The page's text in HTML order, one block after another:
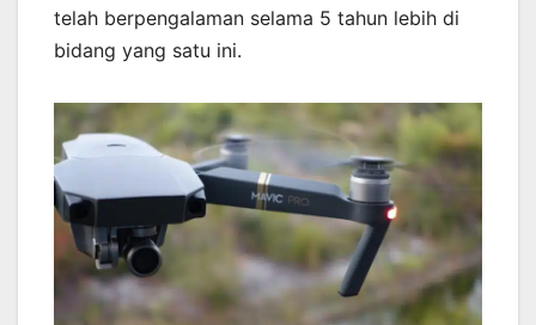
telah berpengalaman selama 5 tahun lebih di
bidang yang satu ini.